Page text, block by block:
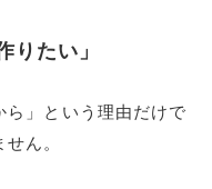
りたい」
ら」という理由だけで
ん。